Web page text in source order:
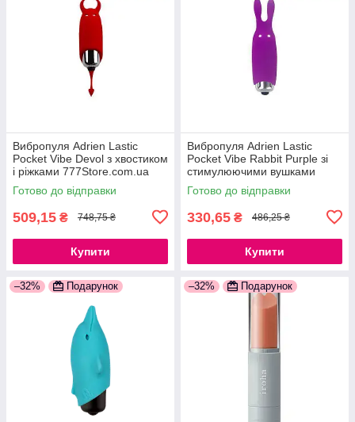
Вибропуля Adrien Lastic
Pocket Vibe Devol з хвостиком
і ріжками 777Store.com.ua
Готово до відправки
509,15 ₴ 748,75 ₴
Купити
Вибропуля Adrien Lastic
Pocket Vibe Rabbit Purple зі
стимулюючими вушками
777Store.com.ua
Готово до відправки
330,65 ₴ 486,25 ₴
Купити
–32% Подарунок –32% Подарунок